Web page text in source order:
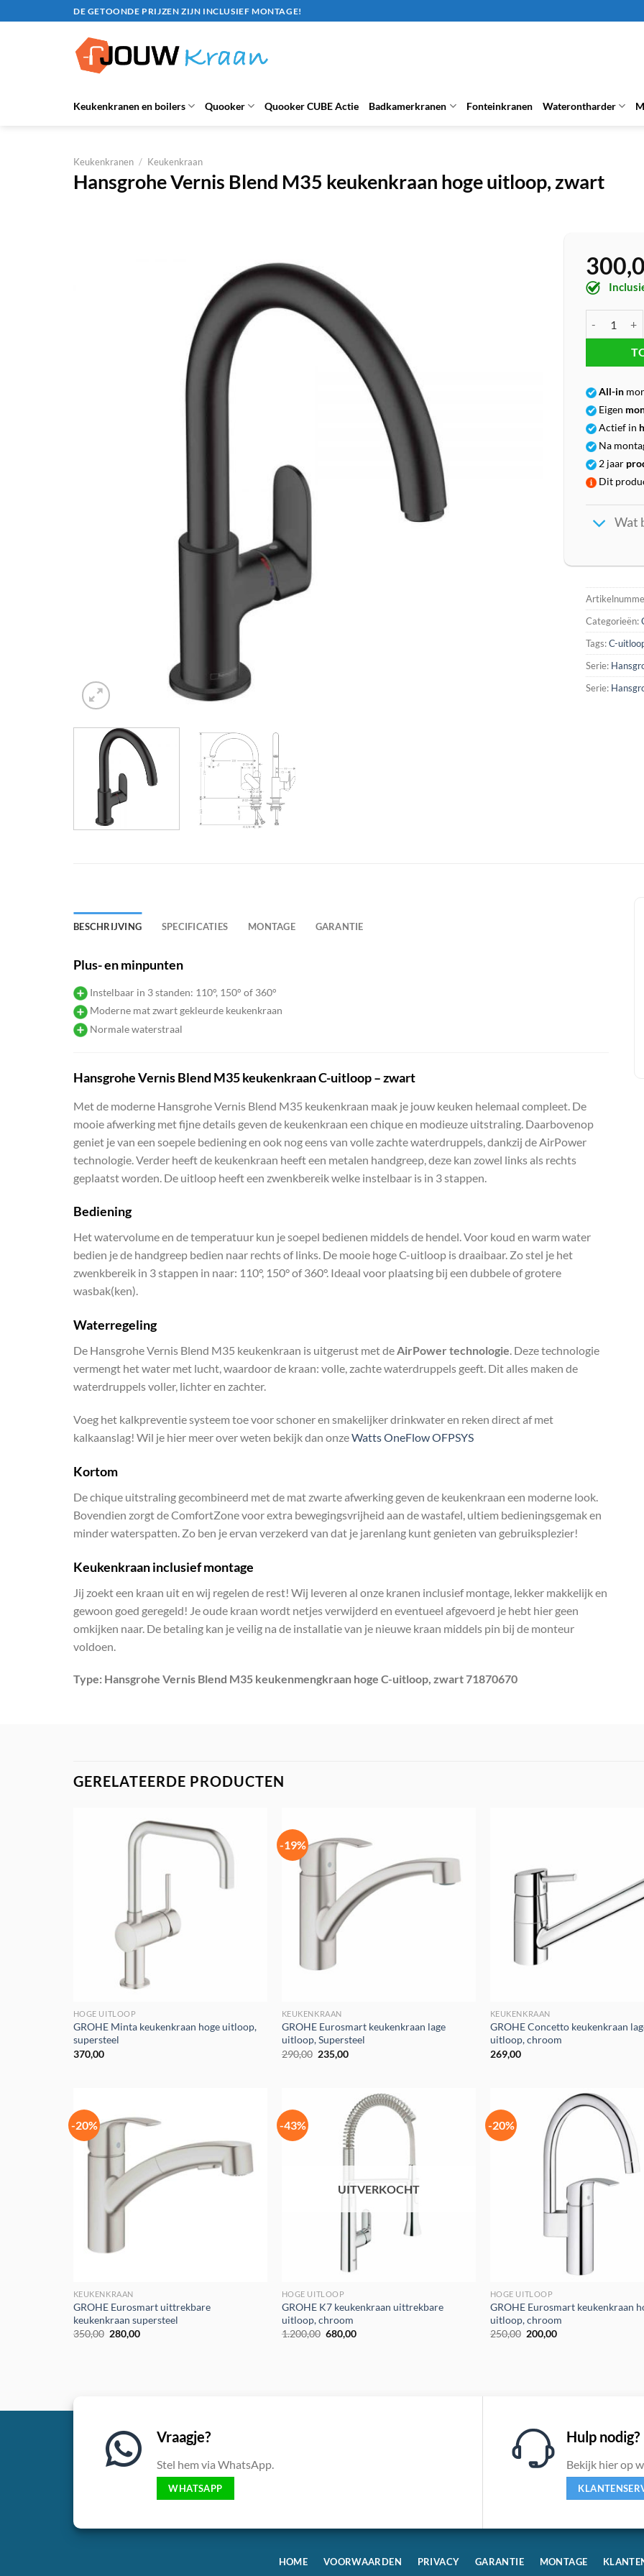
naar
DE GETOONDE PRIJZEN ZIJN INCLUSIEF MONTAGE!
Keukenkranen en boilers Quooker Quooker CUBE Actie Badkamerkranen Fonteinkranen Waterontharder
Keukenkranen / Keukenkraan
Hansgrohe Vernis Blend M35 keukenkraan hoge uitloop, zwart
All-in
Eigen
Actief in
Na
2 jaar
Dit
Wat
Categorieën:
Tags:C-
Serie:
Serie:
BESCHRIJVING SPECIFICATIES MONTAGE GARANTIE
Plus- en minpunten
Instelbaar in 3 standen: 110°, 150° of 360°
Moderne mat zwart gekleurde keukenkraan
Normale waterstraal
Hansgrohe Vernis Blend M35 keukenkraan C-uitloop – zwart
Met de moderne Hansgrohe Vernis Blend M35 keukenkraan maak je jouw keuken helemaal compleet. De
mooie afwerking met fijne details geven de keukenkraan een chique en modieuze uitstraling. Daarbovenop
geniet je van een soepele bediening en ook nog eens van volle zachte waterdruppels, dankzij de AirPower
technologie. Verder heeft de keukenkraan heeft een metalen handgreep, deze kan zowel links als rechts
geplaatst worden. De uitloop heeft een zwenkbereik welke instelbaar is in 3 stappen.
Bediening
Het watervolume en de temperatuur kun je soepel bedienen middels de hendel. Voor koud en warm water
bedien je de handgreep bedien naar rechts of links. De mooie hoge C-uitloop is draaibaar. Zo stel je het
zwenkbereik in 3 stappen in naar: 110°, 150° of 360°. Ideaal voor plaatsing bij een dubbele of grotere
wasbak(ken).
Waterregeling
De Hansgrohe Vernis Blend M35 keukenkraan is uitgerust met deAirPower technologie. Deze technologie
vermengt het water met lucht, waardoor de kraan: volle, zachte waterdruppels geeft. Dit alles maken de
waterdruppels voller, lichter en zachter.
Voeg het kalkpreventie systeem toe voor schoner en smakelijker drinkwater en reken direct af met
kalkaanslag! Wil je hier meer over weten bekijk dan onzeWatts OneFlow OFPSYS
Kortom
De chique uitstraling gecombineerd met de mat zwarte afwerking geven de keukenkraan een moderne look.
Bovendien zorgt de ComfortZone voor extra bewegingsvrijheid aan de wastafel, ultiem bedieningsgemak en
minder waterspatten. Zo ben je ervan verzekerd van dat je jarenlang kunt genieten van gebruiksplezier!
Keukenkraan inclusief montage
Jij zoekt een kraan uit en wij regelen de rest! Wij leveren al onze kranen inclusief montage, lekker makkelijk en
gewoon goed geregeld! Je oude kraan wordt netjes verwijderd en eventueel afgevoerd je hebt hier geen
omkijken naar. De betaling kan je veilig na de installatie van je nieuwe kraan middels pin bij de monteur
voldoen.
Type: Hansgrohe Vernis Blend M35 keukenmengkraan hoge C-uitloop, zwart 71870670
GERELATEERDE PRODUCTEN
HOGE UITLOOP
GROHE Minta keukenkraan hoge uitloop,
supersteel
370,00
-19%
KEUKENKRAAN
GROHE Eurosmart keukenkraan lage
uitloop, Supersteel
290,00 Oorspronkelijke
prijs
235,00Huidige
KEUKENKRAAN
GROHE Concetto keukenkraan
uitloop, chroom
269,00
-20%
KEUKENKRAAN
GROHE Eurosmart uittrekbare
keukenkraan supersteel
350,00 Oorspronkelijke
prijs
280,00Huidige
-43%
UITVERKOCHT
HOGE UITLOOP
GROHE K7 keukenkraan uittrekbare
uitloop, chroom
1.200,00 Oorspronkelijke
prijs
680,00Huidige
-20%
HOGE UITLOOP
GROHE Eurosmart keukenkraan
uitloop, chroom
250,00 Oorspronkelijke
prijs
200,00Huidige
Vraagje?
Stel hem via WhatsApp.
WHATSAPP
Hulp nodig?
Bekijk hier op
HOME VOORWAARDEN PRIVACY GARANTIE MONTAGE